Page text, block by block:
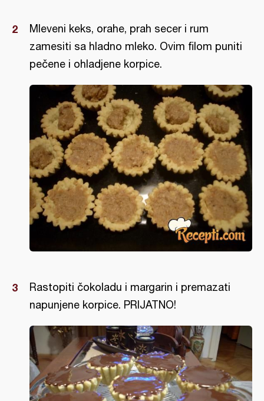
Mleveni keks, orahe, prah secer i rum
zamesiti sa hladno mleko. Ovim filom puniti
pečene i ohladjene korpice.
Rastopiti čokoladu i margarin i premazati
napunjene korpice. PRIJATNO!